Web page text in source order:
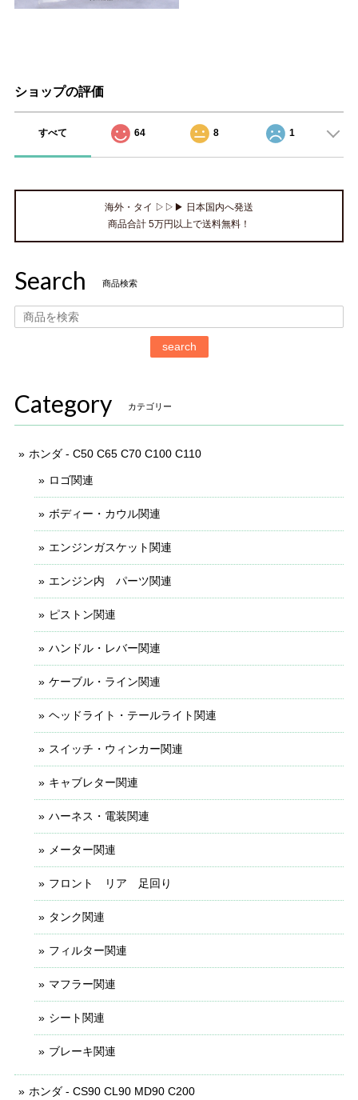
ショップの評価
すべて 64 8 1
海外・タイ ▷▷▶ 日本国内へ発送
商品合計 5万円以上で送料無料！
Search 商品検索
search
Category カテゴリー
ホンダ - C50 C65 C70 C100 C110
ロゴ関連
ボディー・カウル関連
エンジンガスケット関連
エンジン内 パーツ関連
ピストン関連
ハンドル・レバー関連
ケーブル・ライン関連
ヘッドライト・テールライト関連
スイッチ・ウィンカー関連
キャブレター関連
ハーネス・電装関連
メーター関連
フロント リア 足回り
タンク関連
フィルター関連
マフラー関連
シート関連
ブレーキ関連
ホンダ - CS90 CL90 MD90 C200